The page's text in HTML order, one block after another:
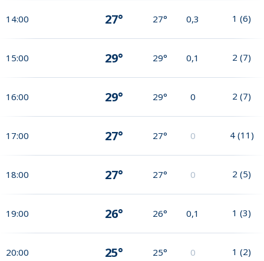
14:00 27° 27° 0,3 1 (6)
15:00 29° 29° 0,1 2 (7)
16:00 29° 29° 0 2 (7)
17:00 27° 27° 0 4 (11)
18:00 27° 27° 0 2 (5)
19:00 26° 26° 0,1 1 (3)
20:00 25° 25° 0 1 (2)